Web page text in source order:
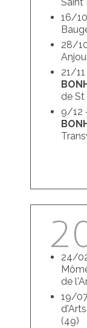
Saint
16/
28/
21/
de St
9/12
24/
de
19/
(49)